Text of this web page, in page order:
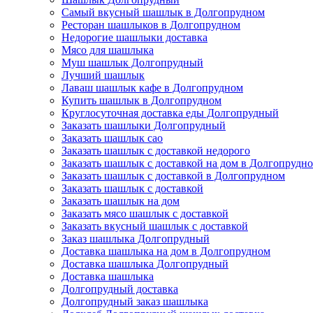
Самый вкусный шашлык в Долгопрудном
Ресторан шашлыков в Долгопрудном
Недорогие шашлыки доставка
Мясо для шашлыка
Муш шашлык Долгопрудный
Лучший шашлык
Лаваш шашлык кафе в Долгопрудном
Купить шашлык в Долгопрудном
Круглосуточная доставка еды Долгопрудный
Заказать шашлыки Долгопрудный
Заказать шашлык сао
Заказать шашлык с доставкой недорого
Заказать шашлык с доставкой на дом в
Заказать шашлык с доставкой в Долгопрудном
Заказать шашлык с доставкой
Заказать шашлык на дом
Заказать мясо шашлык с доставкой
Заказать вкусный шашлык с доставкой
Заказ шашлыка Долгопрудный
Доставка шашлыка на дом в Долгопрудном
Доставка шашлыка Долгопрудный
Доставка шашлыка
Долгопрудный доставка
Долгопрудный заказ шашлыка